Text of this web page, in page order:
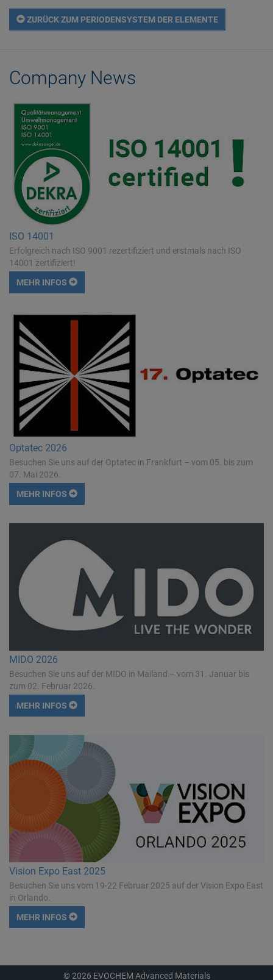
ZURÜCK ZUM PERIODENSYSTEM DER ELEMENTE
Company News
ISO 14001
Erfolgreich nach ISO 9001 rezertifiziert und erstmals nach ISO
14001 zertifiziert!
MEHR INFOS
Optatec 2026
Besuchen Sie uns auf der Optatec in Frankfurt – vom 05. bis zum
07. Mai 2026.
MEHR INFOS
MIDO 2026
Besuchen Sie uns auf der MIDO in Mailand – vom 31. Januar bis
zum 02. Februar 2026.
MEHR INFOS
Vision Expo East 2025
Besuchen Sie uns vom 19-22 Februar 2025 auf der Vision Expo East
in Orlando.
MEHR INFOS
© 2026 EVOCHEM Advanced Materials